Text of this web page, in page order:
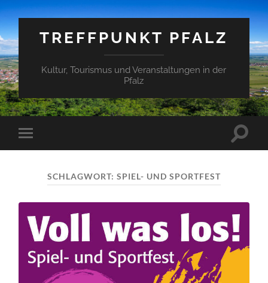
TREFFPUNKT PFALZ
Kultur, Tourismus und Veranstaltungen in der
Pfalz
Mobile-
Menü
SCHLAGWORT: SPIEL- UND SPORTFEST